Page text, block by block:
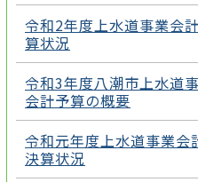
令和2年度上水道事業会
算状況
令和3年度八潮市上水道事
会計予算の概要
令和元年度上水道事業会
決算状況